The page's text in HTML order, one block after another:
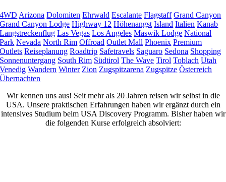
4WD Arizona Dolomiten Ehrwald Escalante Flagstaff Grand Canyon
Grand Canyon Lodge Highway 12 Höhenangst Island Italien Kanab
Langstreckenflug Las Vegas Los Angeles Maswik Lodge National
Park Nevada North Rim Offroad Outlet Mall Phoenix Premium
Outlets Reiseplanung Roadtrip Safetravels Saguaro Sedona Shopping
Sonnenuntergang South Rim Südtirol The Wave Tirol Toblach Utah
Venedig Wandern Winter Zion Zugspitzarena Zugspitze Österreich
Übernachten
Wir kennen uns aus! Seit mehr als 20 Jahren reisen wir selbst in die
USA. Unsere praktischen Erfahrungen haben wir ergänzt durch ein
intensives Studium beim USA Discovery Programm. Bisher haben wir
die folgenden Kurse erfolgreich absolviert: